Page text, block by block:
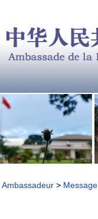
Ambassadeur > Message